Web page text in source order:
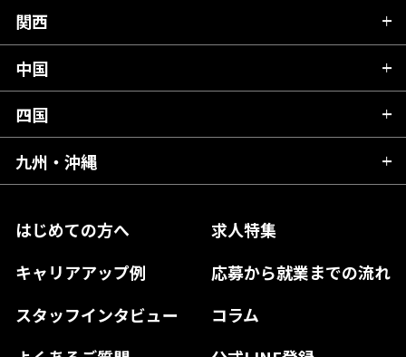
はじめての方へ
求人特集
キャリアアップ例
応募から就業までの流れ
スタッフインタビュー
コラム
岩手県
宮城県
福島県
群馬県
千葉県
東京都
神奈川県
富山県
石川県
山梨県
長野県
岐阜県
静岡県
愛知県
関西
滋賀県
京都府
大阪府
奈良県
和歌山県
中国
広島県
岡山県
島根県
山口県
四国
愛媛県
高知県
徳島県
九州・沖縄